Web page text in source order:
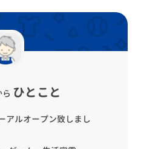
ら ひとこと
アルオープン致しまし